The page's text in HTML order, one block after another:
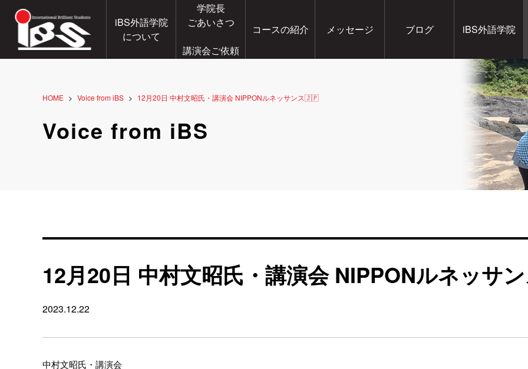
iBS外語学院
について
学院長
ごあいさつ
講演会ご依頼
コースの紹介 メッセージ ブログ iBS外語学院
HOME Voice from iBS 12月20日 中村文昭氏・講演会 NIPPONルネッサンス🇯🇵
Voice from iBS
12月20日 中村文昭氏・講演会 NIPPONルネッサ
2023.12.22
中村文昭氏・講演会